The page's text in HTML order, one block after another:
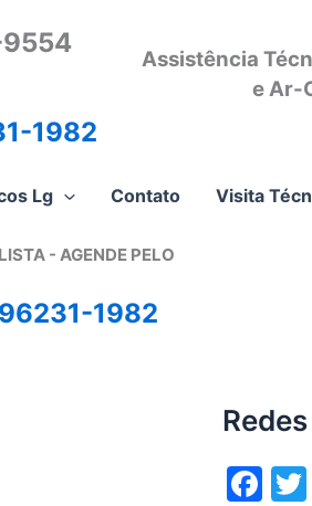
1982
Assistência
e Ar-
Lg Contato Visita
- AGENDE PELO
1982
F